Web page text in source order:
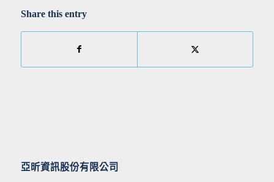
Share this entry
亞昕資訊股份有限公司